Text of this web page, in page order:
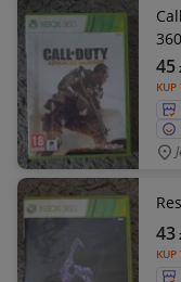
KUP
45
KUP
43